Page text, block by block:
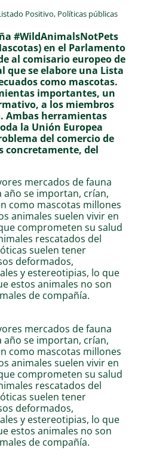
Positivo, Políticas públicas
#WildAnimalsNotPets
en el Parlamento
al comisario europeo de
que se elabore una Lista
como mascotas.
importantes, un
a los miembros
Ambas herramientas
la Unión Europea
del comercio de
concretamente, del
mercados de fauna
año se importan, crían,
como mascotas millones
animales suelen vivir en
comprometen su salud
rescatados del
suelen tener
deformados,
y estereotipias, lo que
estos animales no son
de compañía.
mercados de fauna
año se importan, crían,
como mascotas millones
animales suelen vivir en
comprometen su salud
rescatados del
suelen tener
deformados,
y estereotipias, lo que
estos animales no son
de compañía.